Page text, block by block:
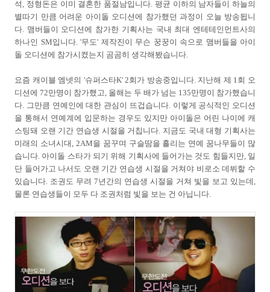
석, 정형돈은 이미 결혼한 품절남입니다. 평균 이하의 남자들이 하늘의
별따기 만큼 어려운 아이돌 오디션에 참가했던 과정이 오늘 방송됩니
다. 맴버들이 오디션에 참가한 기획사는 국내 최대 엔테테인먼트사의
하나인 SM입니다. '무도' 제작진이 무슨 꿍꿍이 속으로 맴버들을 아이
돌 오디션에 참가시켰는지 곰곰히 생각해봤습니다.
요즘 캐이블 엠넷의 '슈퍼스타K' 2회가 방송중입니다. 지난해 제 1회 오
디션에 72만명이 참가했고, 올해는 두 배가 넘는 135만명이 참가했습니
다. 그만큼 연예인에 대한 관심이 뜨겁습니다. 이렇게 공식적인 오디션
을 통해서 연예계에 입문하는 경우도 있지만 아이돌은 어린 나이에 캐
스팅돼 오랜 기간 연습생 시절을 거칩니다. 지금도 국내 대형 기획사는
미래의 소녀시대, 2AM을 꿈꾸며 구슬땀을 흘리는 연예 꿈나무들이 많
습니다. 아이돌 스타가 되기 위해 기획사에 들어가는 것도 힘들지만, 일
단 들어가고 나서도 오랜 기간 연습생 시절을 거쳐야 비로소 데뷔할 수
있습니다. 조권도 무려 7년간의 연습생 시절을 거쳐 빛을 보고 있는데,
물론 연습생들이 모두 다 조권처럼 빛을 보는 건 아닙니다.